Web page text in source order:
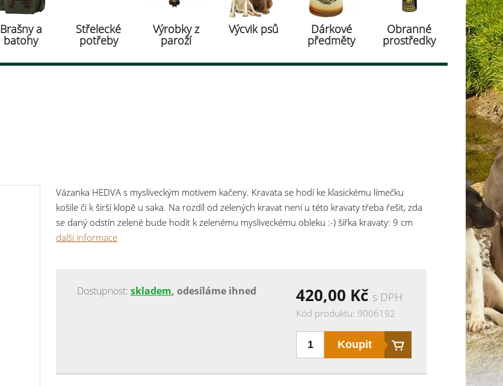
Brašny a
batohy
Střelecké
potřeby
Výrobky z
paroží
Výcvik psů Dárkové
předměty
Obranné
prostředky
Vázanka HEDVA s mysliveckým motivem kačeny. Kravata se hodí ke klasickému límečku
košile či k širší klopě u saka. Na rozdíl od zelených kravat není u této kravaty třeba řešit, zda
se daný odstín zelené bude hodit k zelenému mysliveckému obleku :-) šířka kravaty: 9 cm
materiál: 100 % polyester barva: oranžovo, hnědo-béžová design: 51400731
další informace
Dostupnost:skladem, odesíláme ihned 420,00 Kč s DPH
Kód produktu: 9006192